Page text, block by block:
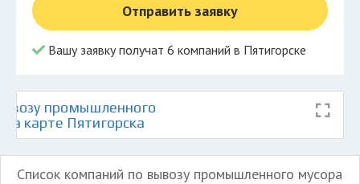
Отправить заявку
Вашу заявку получат 6 компаний в Пятигорске
промышленного
карте Пятигорска
Список компаний по вывозу промышленного мусора